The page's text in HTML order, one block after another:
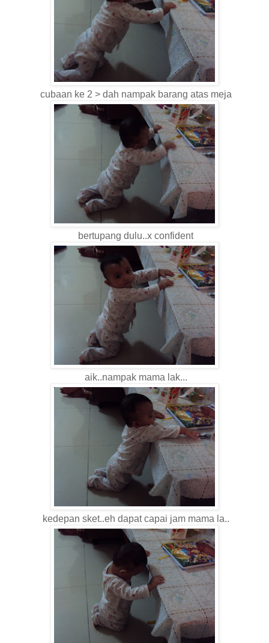
cubaan ke 2 > dah nampak barang atas meja
bertupang dulu..x confident
aik..nampak mama lak...
kedepan sket..eh dapat capai jam mama la..